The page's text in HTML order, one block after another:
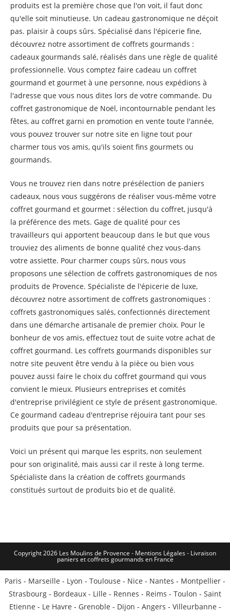
produits est la première chose que l'on voit, il faut donc
qu'elle soit minutieuse. Un cadeau gastronomique ne déçoit
pas. plaisir à coups sûrs. Spécialisé dans l'épicerie fine,
découvrez notre assortiment de coffrets gourmands :
cadeaux gourmands salé, réalisés dans une règle de qualité
professionnelle. Vous comptez faire cadeau un coffret
gourmand et gourmet à une personne, nous expédions à
l'adresse que vous nous dites lors de votre commande. Du
coffret gastronomique de Noël, incontournable pendant les
fêtes, au coffret garni en promotion en vente toute l'année,
vous pouvez trouver sur notre site en ligne tout pour
charmer tous vos amis, qu'ils soient fins gourmets ou
gourmands.
Vous ne trouvez rien dans notre présélection de paniers
cadeaux, nous vous suggérons de réaliser vous-même votre
coffret gourmand et gourmet : sélection du coffret, jusqu'à
la préférence des mets. Gage de qualité pour ces
travailleurs qui apportent beaucoup dans le but que vous
trouviez des aliments de bonne qualité chez vous-dans
votre assiette. Pour charmer coups sûrs, nous vous
proposons une sélection de coffrets gastronomiques de nos
produits de Provence. Spécialiste de l'épicerie de luxe,
découvrez notre assortiment de coffrets gastronomiques :
coffrets gastronomiques salés, confectionnés directement
dans une démarche artisanale de premier choix. Pour le
bonheur de vos amis, effectuez tout de suite votre achat de
coffret gourmand. Les coffrets gourmands disponibles sur
notre site peuvent être vendu à la pièce ou bien vous
pouvez aussi faire le choix du coffret gourmand qui vous
convient le mieux. Plusieurs entreprises et comités
d'entreprise privilégient ce style de présent gastronomique.
Ce gourmand cadeau d'entreprise réjouira tant pour ses
produits que pour sa présentation.
Voici un présent qui marque les esprits, non seulement
pour son originalité, mais aussi car il reste à long terme.
Spécialiste dans la création de coffrets gourmands
constitués surtout de produits bio et de qualité.
Copyright 2026 Les Moulins de Provence - Mentions Légales - Livraison
paniers et coffrets gourmands en France
Paris - Marseille - Lyon - Toulouse - Nice - Nantes - Montpellier -
Strasbourg - Bordeaux - Lille - Rennes - Reims - Toulon - Saint
Etienne - Le Havre - Grenoble - Dijon - Angers - Villeurbanne -